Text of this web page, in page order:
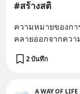
#สร้างสติ
ความหมายของกา
คลายออกจากคว
2 บันทึก
A WAY OF